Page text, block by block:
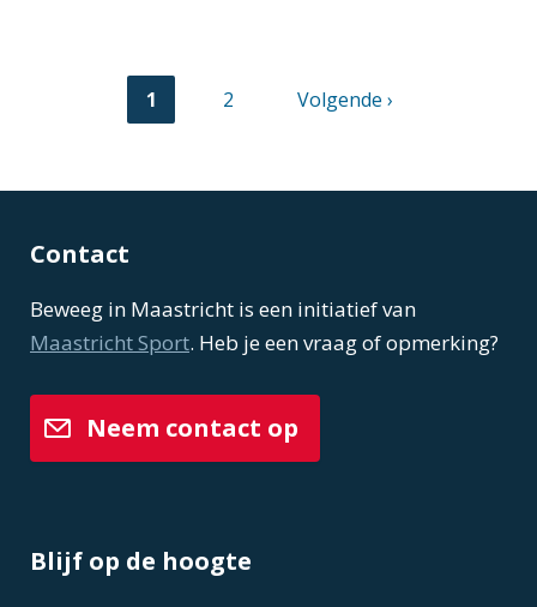
Paginering
Huidige
pagina
1 Pagina
2 Volgende
pagina
Volgende ›
Contact
Beweeg in Maastricht is een initiatief van
Maastricht Sport. Heb je een vraag of opmerking?
Neem contact op
Blijf op de hoogte